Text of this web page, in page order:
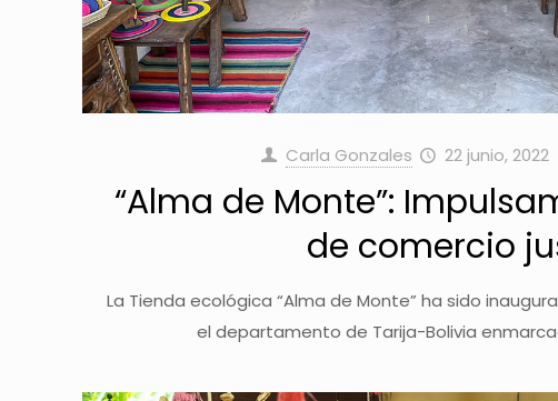
Carla Gonzales 22 junio, 2022
“Alma de Monte”:
de comercio
La Tienda ecológica “Alma de Monte” ha sido
el departamento de Tarija-Bolivia